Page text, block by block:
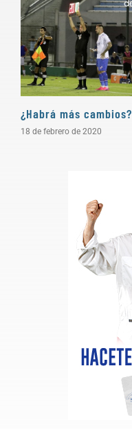
¿Habrá más cambios?
18 de febrero de 2020